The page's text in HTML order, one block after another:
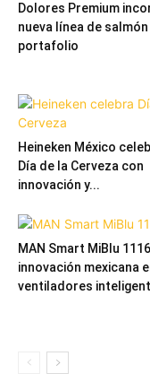
Dolores Premium
nueva línea de salmón
portafolio
Heineken México
Día de la Cerveza con
innovación y...
MAN Smart MiBlu
innovación mexicana
ventiladores